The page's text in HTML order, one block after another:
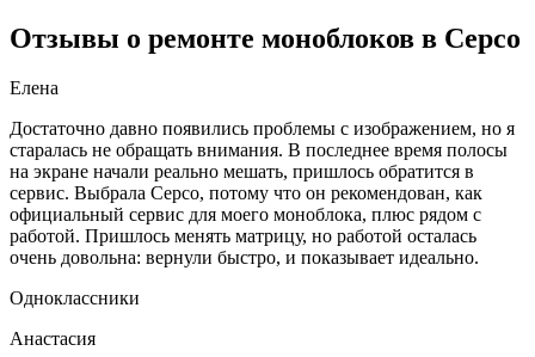
Отзывы о ремонте моноблоков в Серсо
Елена
Достаточно давно появились проблемы с изображением, но я
старалась не обращать внимания. В последнее время полосы
на экране начали реально мешать, пришлось обратится в
сервис. Выбрала Серсо, потому что он рекомендован, как
официальный сервис для моего моноблока, плюс рядом с
работой. Пришлось менять матрицу, но работой осталась
очень довольна: вернули быстро, и показывает идеально.
Одноклассники
Анастасия